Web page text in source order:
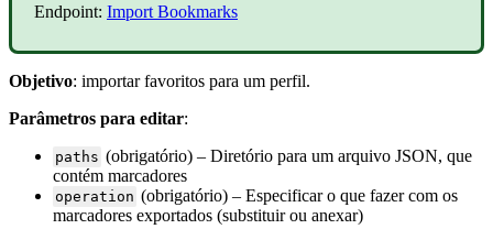
Endpoint: Import Bookmarks
Objetivo: importar favoritos para um perfil.
Parâmetros para editar:
paths (obrigatório) – Diretório para um arquivo JSON, que
contém marcadores
operation (obrigatório) – Especificar o que fazer com os
marcadores exportados (substituir ou anexar)